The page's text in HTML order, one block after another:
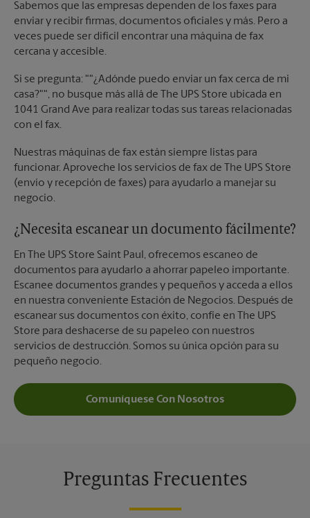
Sabemos que las empresas dependen de los faxes para
enviar y recibir firmas, documentos oficiales y más. Pero a
veces puede ser difícil encontrar una máquina de fax
cercana y accesible.
Si se pregunta: ""¿Adónde puedo enviar un fax cerca de mi
casa?"", no busque más allá de The UPS Store ubicada en
1041 Grand Ave para realizar todas sus tareas relacionadas
con el fax.
Nuestras máquinas de fax están siempre listas para
funcionar. Aproveche los servicios de fax de The UPS Store
(envío y recepción de faxes) para ayudarlo a manejar su
negocio.
¿Necesita escanear un documento fácilmente?
En The UPS Store Saint Paul, ofrecemos escaneo de
documentos para ayudarlo a ahorrar papeleo importante.
Escanee documentos grandes y pequeños y acceda a ellos
en nuestra conveniente Estación de Negocios. Después de
escanear sus documentos con éxito, confíe en The UPS
Store para deshacerse de su papeleo con nuestros
servicios de destrucción. Somos su única opción para su
pequeño negocio.
Comuníquese Con Nosotros
Preguntas Frecuentes